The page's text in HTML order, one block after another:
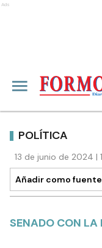
Ads
POLÍTICA
13 de junio de 2024 |
Añadir como
SENADO CON LA